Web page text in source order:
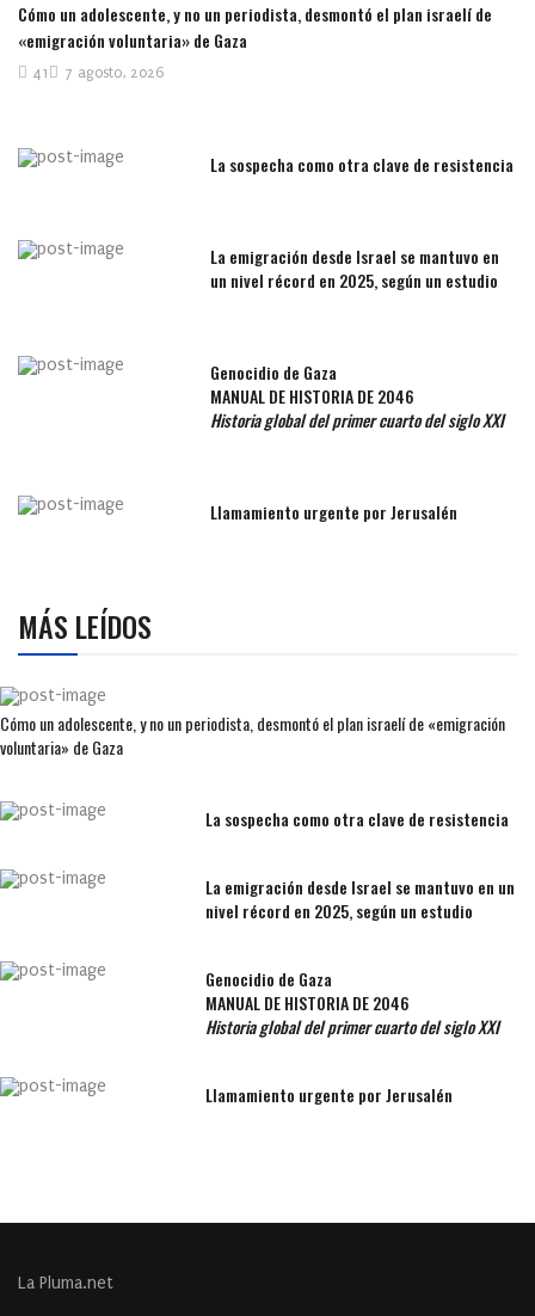
Cómo un adolescente, y no un periodista, desmontó el plan israelí de
«emigración voluntaria» de Gaza
7 agosto, 2026
41
La sospecha como otra clave de resistencia
La emigración desde Israel se mantuvo en
un nivel récord en 2025, según un estudio
Genocidio de Gaza
MANUAL DE HISTORIA DE 2046
Historia global del primer cuarto del siglo XXI
Llamamiento urgente por Jerusalén
MÁS LEÍDOS
Cómo un adolescente, y no un periodista, desmontó el plan israelí de «emigración
voluntaria» de Gaza
La sospecha como otra clave de resistencia
La emigración desde Israel se mantuvo en un
nivel récord en 2025, según un estudio
Genocidio de Gaza
MANUAL DE HISTORIA DE 2046
Historia global del primer cuarto del siglo XXI
Llamamiento urgente por Jerusalén
La Pluma.net